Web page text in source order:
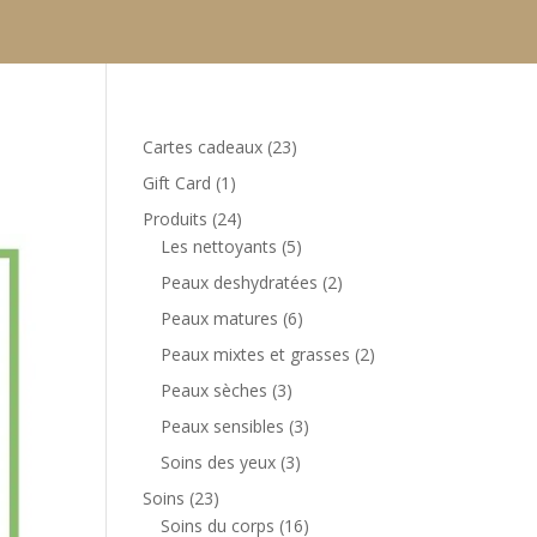
Cartes cadeaux 2323
Gift Card 1 1
produit
Produits 2424
produits
Les nettoyants 55
produits
Peaux deshydratées 22
Peaux matures 66
produits
Peaux mixtes et grasses 22
Peaux sèches 33
produits
Peaux sensibles 33
Soins des yeux 33
Soins 2323
produits
Soins du corps 1616